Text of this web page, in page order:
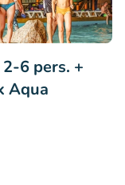
6 pers. +
Aqua